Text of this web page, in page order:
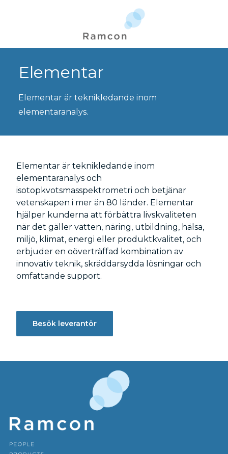
Elementar
Elementar är teknikledande inom
elementaranalys.
Elementar är teknikledande inom
elementaranalys och
isotopkvotsmasspektrometri och betjänar
vetenskapen i mer än 80 länder. Elementar
hjälper kunderna att förbättra livskvaliteten
när det gäller vatten, näring, utbildning, hälsa,
miljö, klimat, energi eller produktkvalitet, och
erbjuder en oöverträffad kombination av
innovativ teknik, skräddarsydda lösningar och
omfattande support.
Besök leverantör